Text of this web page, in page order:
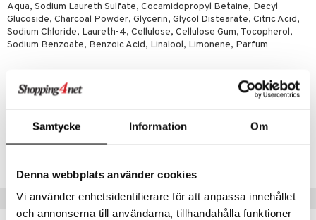
Samtycke Information Om
Denna webbplats använder cookies
Vi använder enhetsidentifierare för att anpassa innehållet
och annonserna till användarna, tillhandahålla funktioner
Aqua, Sodium Laureth Sulfate, Cocamidopropyl Betaine, Decyl
Glucoside, Charcoal Powder, Glycerin, Glycol Distearate, Citric Acid,
Sodium Chloride, Laureth-4, Cellulose, Cellulose Gum, Tocopherol,
Sodium Benzoate, Benzoic Acid, Linalool, Limonene, Parfum
CNV85-NL-250-XX-XX
Tips till dig